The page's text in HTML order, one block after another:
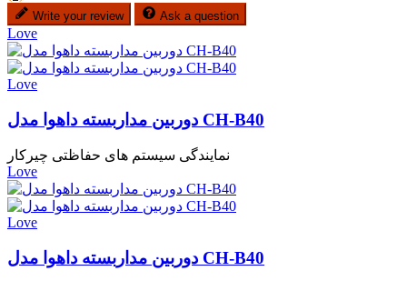
Write your review Ask a question
Love
Love
دوربین مداربسته داهوا مدل CH-B40
نمایندگی سیستم های حفاظتی چیرکار
Love
Love
دوربین مداربسته داهوا مدل CH-B40